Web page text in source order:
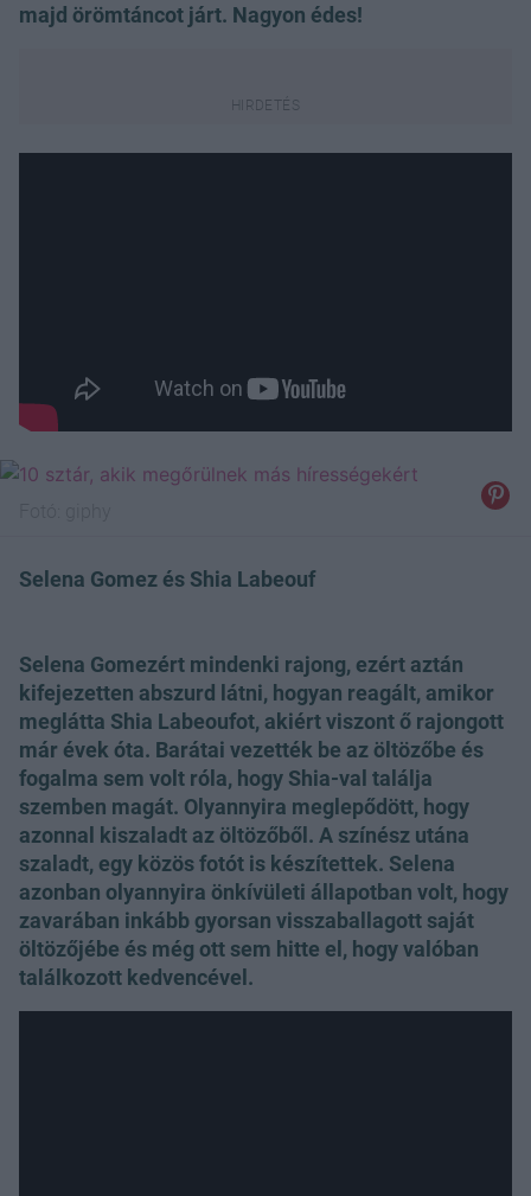
majd örömtáncot járt. Nagyon édes!
Selena Gomez és Shia Labeouf
Selena Gomezért mindenki rajong, ezért aztán
kifejezetten abszurd látni, hogyan reagált, amikor
meglátta Shia Labeoufot, akiért viszont ő rajongott
már évek óta. Barátai vezették be az öltözőbe és
fogalma sem volt róla, hogy Shia-val találja
szemben magát. Olyannyira meglepődött, hogy
azonnal kiszaladt az öltözőből. A színész utána
szaladt, egy közös fotót is készítettek. Selena
azonban olyannyira önkívületi állapotban volt, hogy
zavarában inkább gyorsan visszaballagott saját
öltözőjébe és még ott sem hitte el, hogy valóban
találkozott kedvencével.